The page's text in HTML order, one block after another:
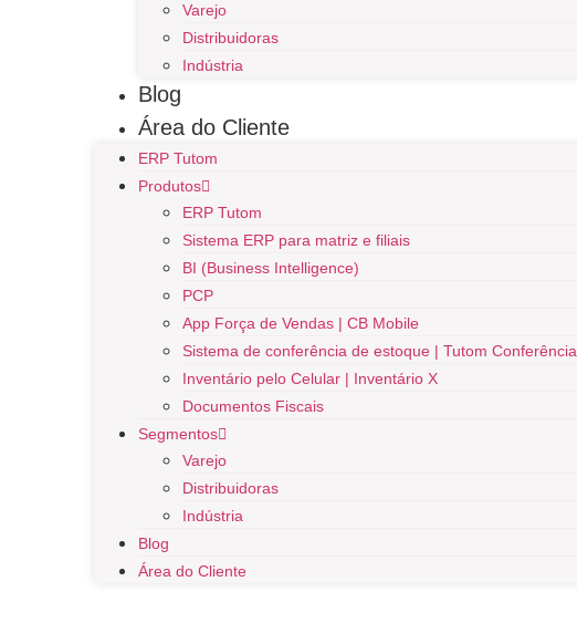
Varejo
Distribuidoras
Indústria
Blog
Área do Cliente
ERP Tutom
Produtos
ERP Tutom
Sistema ERP para matriz e filiais
BI (Business Intelligence)
PCP
App Força de Vendas | CB Mobile
Sistema de conferência de estoque | Tutom Conferência
Inventário pelo Celular | Inventário X
Documentos Fiscais
Segmentos
Varejo
Distribuidoras
Indústria
Blog
Área do Cliente